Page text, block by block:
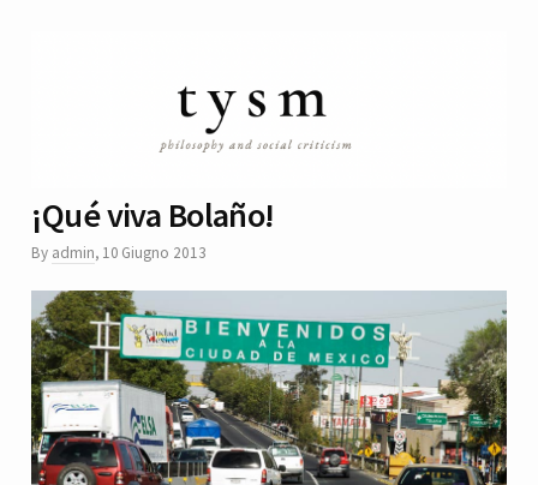
¡Qué viva Bolaño!
By admin, 10 Giugno 2013